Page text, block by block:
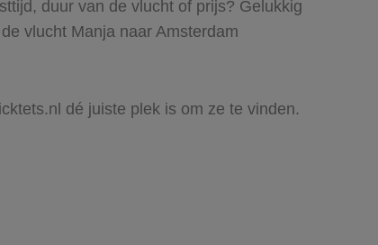
duur van de vlucht of prijs? Gelukkig
vlucht Manja naar Amsterdam
dé juiste plek is om ze te vinden.